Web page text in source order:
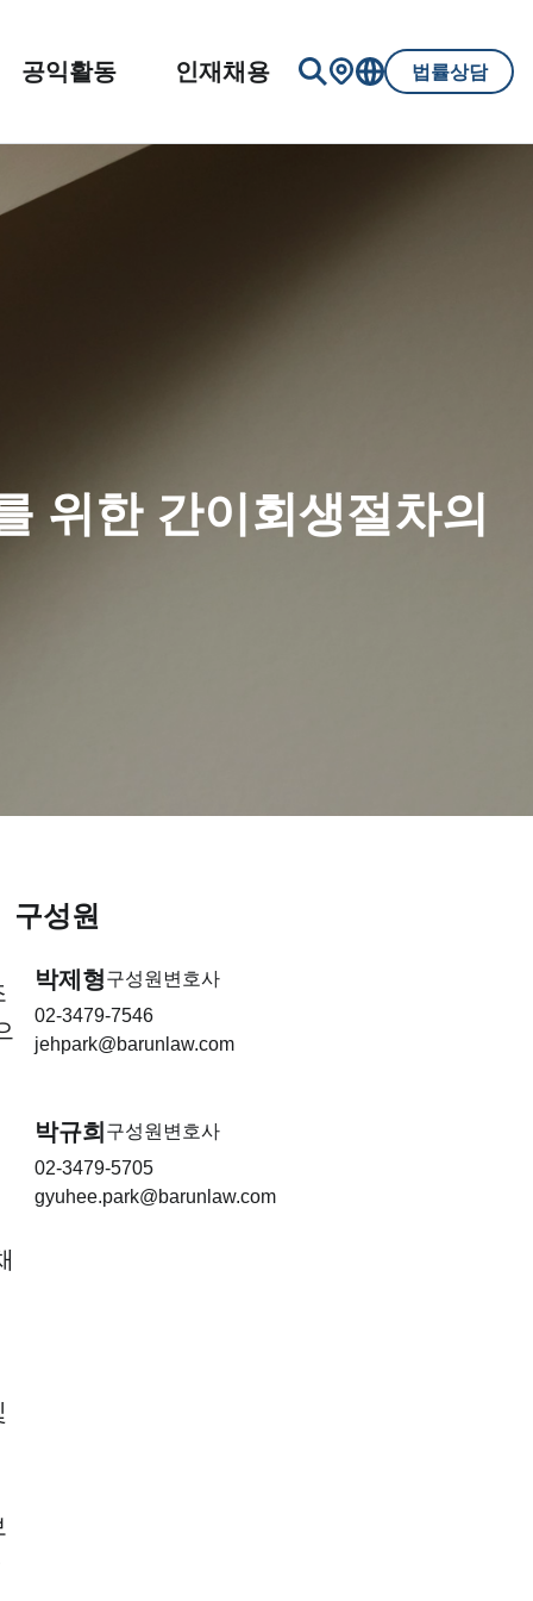
공익활동 인재채용 법률상담
위한 간이회생절차의
구성원
박제형구성원변호사
02-3479-7546
jehpark@barunlaw.com
박규희 구성원변호사
02-3479-5705
gyuhee.park@barunlaw.com